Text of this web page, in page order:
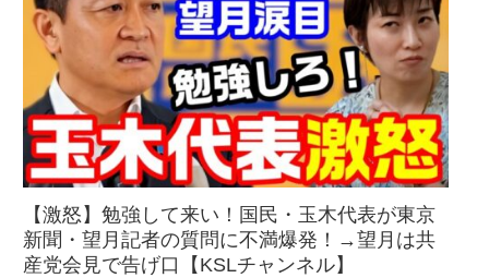
【激怒】勉強して来い！国民・玉木代表が東京
新聞・望月記者の質問に不満爆発！→望月は共
産党会見で告げ口【KSLチャンネル】